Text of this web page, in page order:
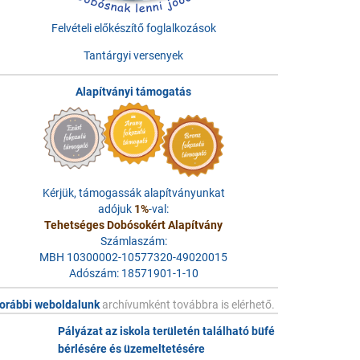
Felvételi előkészítő foglalkozások
Tantárgyi versenyek
Alapítványi támogatás
Kérjük, támogassák alapítványunkat
adójuk 1%-val:
Tehetséges Dobósokért Alapítvány
Számlaszám:
MBH 10300002-10577320-49020015
Adószám: 18571901-1-10
weboldalunk archívumként továbbra is elérhető.
Pályázat az iskola területén található büfé
bérlésére és üzemeltetésére